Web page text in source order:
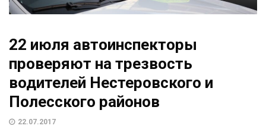
22 июля автоинспекторы
проверяют на трезвость
водителей Нестеровского и
Полесского районов
22.07.2017